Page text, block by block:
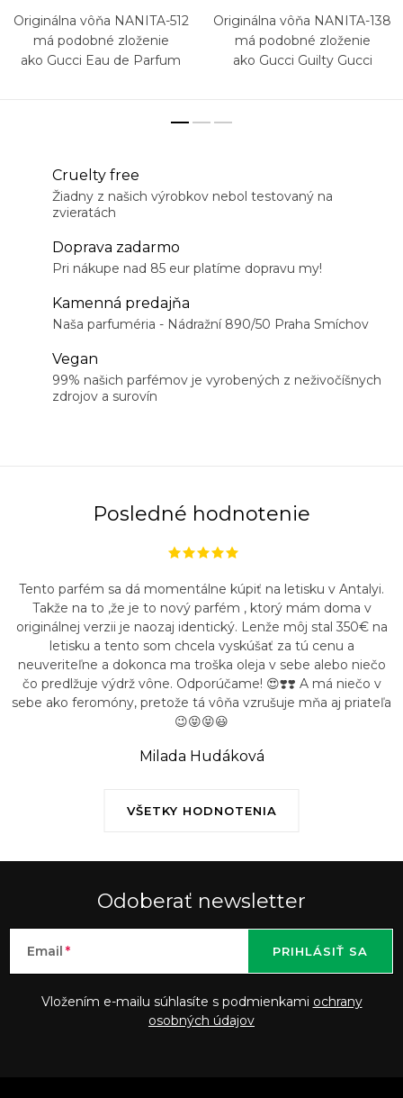
Originálna vôňa NANITA-512
má podobné zloženie
ako Gucci Eau de Parfum
Originálna vôňa NANITA-138
má podobné zloženie
ako Gucci Guilty Gucci
Cruelty free
Žiadny z našich výrobkov nebol testovaný na
zvieratách
Doprava zadarmo
Pri nákupe nad 85 eur platíme dopravu my!
Kamenná predajňa
Naša parfuméria - Nádražní 890/50 Praha Smíchov
Vegan
99% našich parfémov je vyrobených z neživočíšnych
zdrojov a surovín
Posledné hodnotenie
VŠETKY HODNOTENIA
Tento parfém sa dá momentálne kúpiť na letisku v Antalyi.
Takže na to ,že je to nový parfém , ktorý mám doma v
originálnej verzii je naozaj identický. Lenže môj stal 350€ na
letisku a tento som chcela vyskúšať za tú cenu a
neuveriteľne a dokonca ma troška oleja v sebe alebo niečo
čo predlžuje výdrž vône. Odporúčame! 😍❣️❣️ A má niečo v
sebe ako feromóny, pretože tá vôňa vzrušuje mňa aj priateľa
😉😝😝😃
Milada Hudáková
Odoberať newsletter
Email
Vložením e-mailu súhlasíte s podmienkami ochrany
osobných údajov
PRIHLÁSIŤ SA